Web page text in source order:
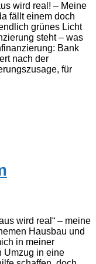
wird real! – Meine
fällt einem doch
grünes Licht
steht – was
Bank
nach der
für
wird real“ – meine
Hausbau und
in meiner
Umzug in eine